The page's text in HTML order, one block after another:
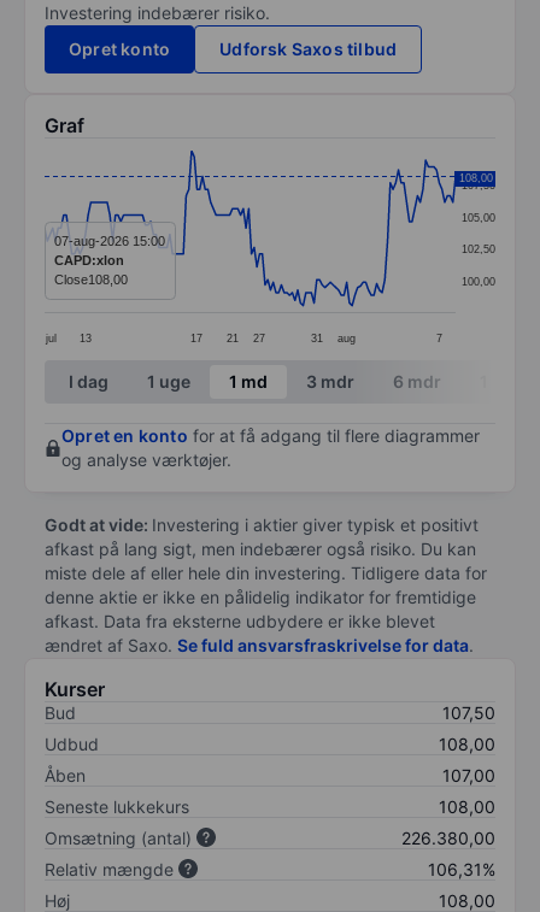
Investering indebærer risiko.
Opret konto
Udforsk Saxos tilbud
Graf
Line chart with 152 data points.
The chart has 1 X axis displaying categories.
The chart has 1 Y axis displaying values. Data
jul 13 17 21 27 31 aug 7
100,00
102,50
105,00
107,50
108,00
07-aug-2026 15:00
CAPD:xlon
Close108,00
End of interactive chart.
I dag 1 uge 1 md 3 mdr 6 mdr
Opret en konto for at få adgang til flere diagrammer
og analyse værktøjer.
Godt at vide: Investering i aktier giver typisk et positivt
afkast på lang sigt, men indebærer også risiko. Du kan
miste dele af eller hele din investering. Tidligere data for
denne aktie er ikke en pålidelig indikator for fremtidige
afkast. Data fra eksterne udbydere er ikke blevet
ændret af Saxo. Se fuld ansvarsfraskrivelse for data.
Kurser
Bud
107,50
Udbud
108,00
Åben
107,00
Seneste lukkekurs
108,00
Omsætning (antal)
226.380,00
Relativ mængde
106,31%
Høj
108,00